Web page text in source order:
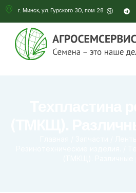
г. Минск, ул. Гурского 30, пом 28